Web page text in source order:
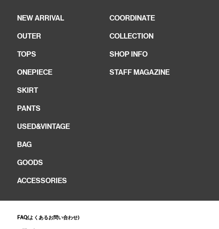
NEW ARRIVAL
OUTER
TOPS
ONEPIECE
SKIRT
PANTS
USED&VINTAGE
BAG
GOODS
ACCESSORIES
COORDINATE
COLLECTION
SHOP INFO
STAFF MAGAZINE
FAQ(よくあるお問い合わせ)